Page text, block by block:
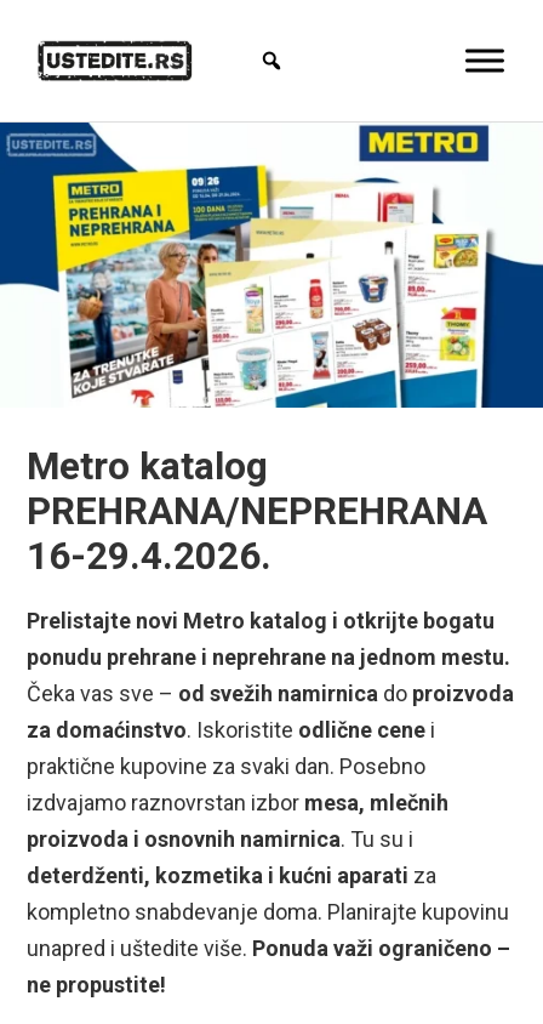
Metro katalog
PREHRANA/NEPREHRANA
16-29.4.2026.
Prelistajte novi Metro katalog i otkrijte bogatu
ponudu prehrane i neprehrane na jednom mestu.
Čeka vas sve – od svežih namirnica do proizvoda
za domaćinstvo. Iskoristite odlične cene i
praktične kupovine za svaki dan. Posebno
izdvajamo raznovrstan izbor mesa, mlečnih
proizvoda i osnovnih namirnica. Tu su i
deterdženti, kozmetika i kućni aparati za
kompletno snabdevanje doma. Planirajte kupovinu
unapred i uštedite više. Ponuda važi ograničeno –
ne propustite!